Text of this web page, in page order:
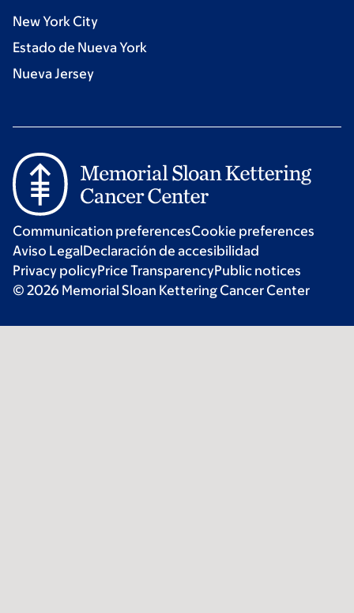
New York City
Estado de Nueva York
Nueva Jersey
Communication preferencesCookie preferences
Aviso LegalDeclaración de accesibilidad
Privacy policyPrice TransparencyPublic notices
© 2026 Memorial Sloan Kettering Cancer Center